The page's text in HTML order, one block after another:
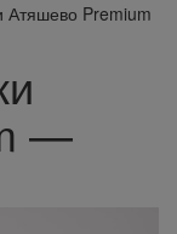
Атяшево Premium
—